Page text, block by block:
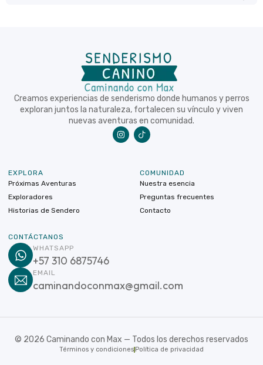
Creamos experiencias de senderismo donde humanos y perros
exploran juntos la naturaleza, fortalecen su vínculo y viven
nuevas aventuras en comunidad.
EXPLORA
Próximas Aventuras
Exploradores
Historias de Sendero
COMUNIDAD
Nuestra esencia
Preguntas frecuentes
Contacto
CONTÁCTANOS
WHATSAPP
+57 310 6875746
EMAIL
caminandoconmax@gmail.com
© 2026 Caminando con Max — Todos los derechos reservados
Términos y condiciones Política de privacidad